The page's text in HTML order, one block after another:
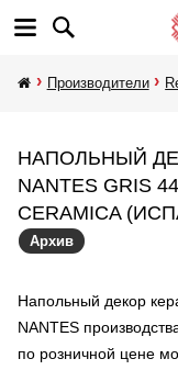
Производители
НАПОЛЬНЫЙ
NANTES GRIS
CERAMICA
Архив
Напольный декор
NANTES
по розничной цене